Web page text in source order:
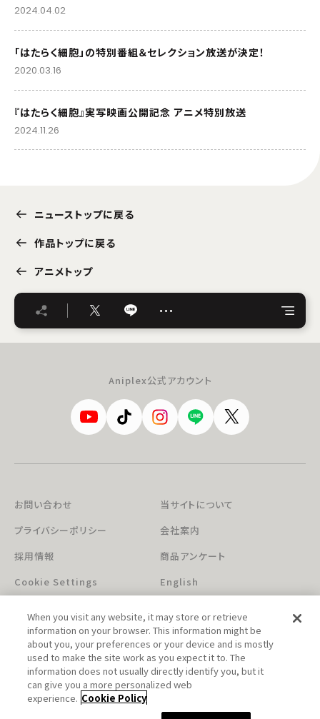
2024.04.02
「はたらく細胞」の特別番組＆セレクション放送が決定！
2020.03.16
『はたらく細胞』実写映画公開記念 アニメ特別放送
2024.11.26
ニューストップに戻る
作品トップに戻る
アニメトップ
…
Aniplex公式アカウント
お問い合わせ
当サイトについて
プライバシーポリシー
会社案内
採用情報
商品アンケート
Cookie Settings
English
このホームページに掲載されている著作物の無断利用を禁じます。
When you visit any website, it may store or retrieve
information on your browser. This information might be
about you, your preferences or your device and is mostly
used to make the site work as you expect it to. The
information does not usually directly identify you, but it
can give you a more personalized web
experience. Cookie Policy